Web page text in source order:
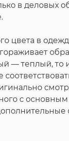
в деловых
цвета в
— теплый, то
с